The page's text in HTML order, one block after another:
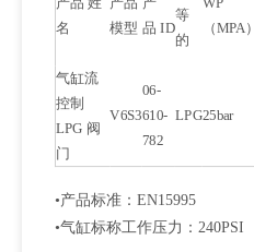
产品 姓
名
产品
模型
产
品 ID
等
的
WP
（MPA）
气缸流
控制
LPG 阀
门
V6S3
06-
610-
782
LPG25bar
•产品标准：EN15995
•气缸标称工作压力：240PSI